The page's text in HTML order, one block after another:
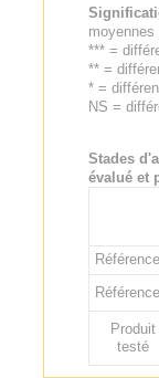
*** =
** =
* =
NS =
Stades
évalué et
Produit
testé